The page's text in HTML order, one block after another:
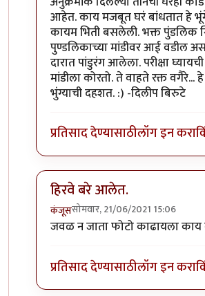
आहेत. काय मजबूत घरं बांधतात हे
कायम भिती बसलेली. भक्त पुंडलिक
पुण्डलिकाच्या मांडीवर आई वडील
दारात पांडुरंग आलेला. परीक्षा
मांडीला कोरतो. ते वाहते रक्त वगैरे...
भुंग्याची दहशत. :) -दिलीप बिरुटे
प्रतिसाद देण्यासाठीलॉग इन करा
हिरवे बरे आलेत.
कंजूससोमवार, 21/06/2021 15:06
In reply toमाझ्या कॅमेऱ्यातले
जवळ न जाता फोटो काढायला काय
प्रतिसाद देण्यासाठीलॉग इन करा